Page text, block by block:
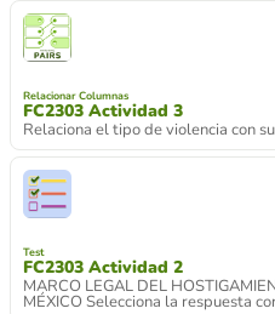
Relacionar Columnas
FC2303 Actividad 3
Relaciona el tipo de violencia con
Test
FC2303 Actividad 2
MARCO LEGAL DEL
MÉXICO Selecciona la respuesta